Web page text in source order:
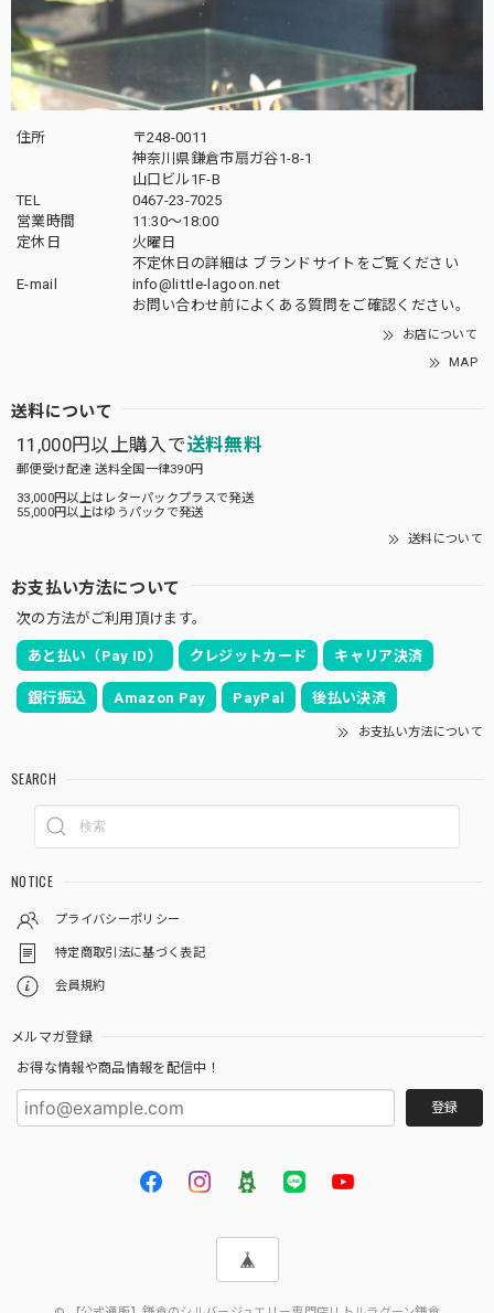
住所
〒248-0011
神奈川県鎌倉市扇ガ谷1-8-1
山口ビル1F-B
TEL
0467-23-7025
営業時間
11:30～18:00
定休日
火曜日
不定休日の詳細は ブランドサイト をご覧ください
E-mail
info@little-lagoon.net
お問い合わせ前によくある質問をご確認ください。
お店について
MAP
送料について
11,000円以上購入で送料無料
郵便受け配達 送料全国一律390円
33,000円以上はレターパックプラスで発送
55,000円以上はゆうパックで発送
送料について
お支払い方法について
次の方法がご利用頂けます。
あと払い（Pay ID） クレジットカード キャリア決済
銀行振込 Amazon Pay PayPal 後払い決済
お支払い方法について
SEARCH
NOTICE
プライバシーポリシー
特定商取引法に基づく表記
会員規約
メルマガ登録
お得な情報や商品情報を配信中！
登録